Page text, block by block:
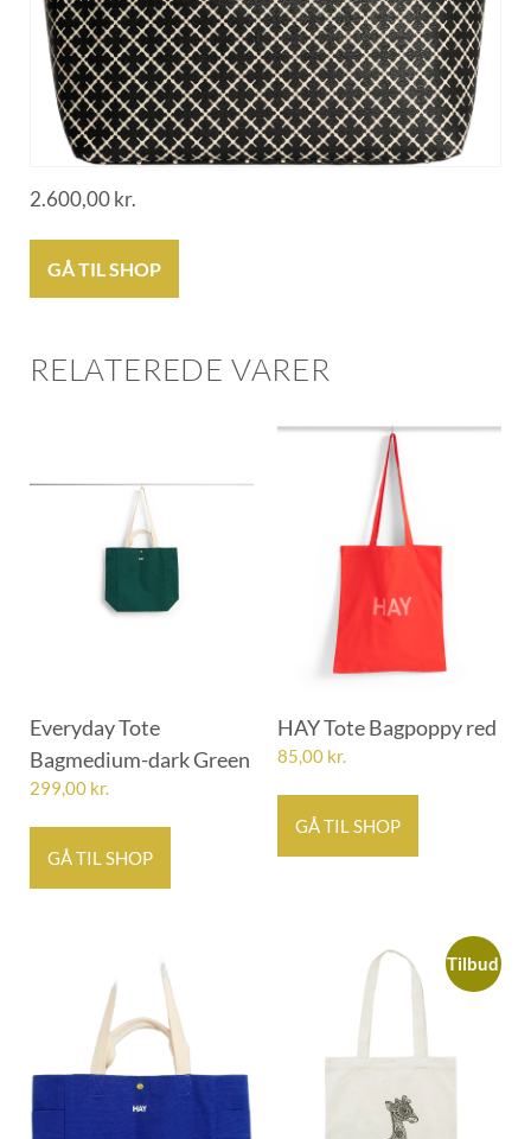
2.600,00kr.
GÅ TIL SHOP
RELATEREDE VARER
Everyday Tote
Bagmedium-dark Green
299,00 kr.
GÅ TIL SHOP
HAY Tote Bagpoppy red
85,00 kr.
GÅ TIL SHOP
Tilbud